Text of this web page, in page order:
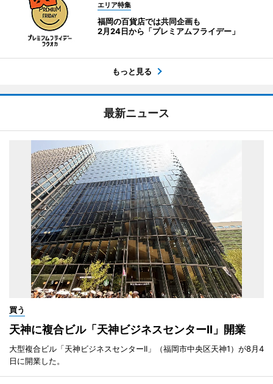
エリア特集
福岡の百貨店では共同企画も
2月24日から「プレミアムフライデー」
もっと見る
最新ニュース
買う
天神に複合ビル「天神ビジネスセンターII」開業
大型複合ビル「天神ビジネスセンターII」（福岡市中央区天神1）が8月4
日に開業した。